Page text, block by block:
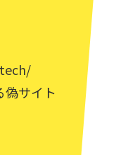
偽サイト